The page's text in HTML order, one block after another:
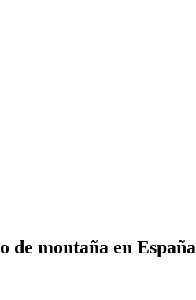
montaña en España